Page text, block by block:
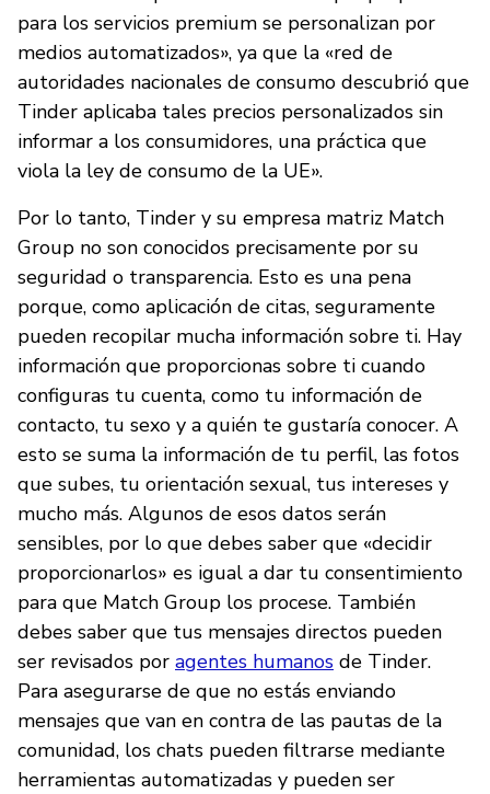
para los servicios premium se personalizan por
medios automatizados», ya que la «red de
autoridades nacionales de consumo descubrió que
Tinder aplicaba tales precios personalizados sin
informar a los consumidores, una práctica que
viola la ley de consumo de la UE».
Por lo tanto, Tinder y su empresa matriz Match
Group no son conocidos precisamente por su
seguridad o transparencia. Esto es una pena
porque, como aplicación de citas, seguramente
pueden recopilar mucha información sobre ti. Hay
información que proporcionas sobre ti cuando
configuras tu cuenta, como tu información de
contacto, tu sexo y a quién te gustaría conocer. A
esto se suma la información de tu perfil, las fotos
que subes, tu orientación sexual, tus intereses y
mucho más. Algunos de esos datos serán
sensibles, por lo que debes saber que «decidir
proporcionarlos» es igual a dar tu consentimiento
para que Match Group los procese. También
debes saber que tus mensajes directos pueden
ser revisados por agentes humanos de Tinder.
Para asegurarse de que no estás enviando
mensajes que van en contra de las pautas de la
comunidad, los chats pueden filtrarse mediante
herramientas automatizadas y pueden ser